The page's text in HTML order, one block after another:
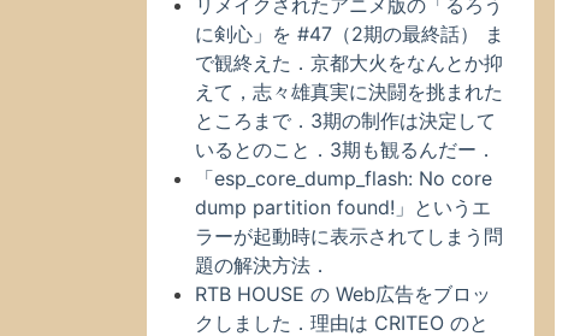
リメイクされたアニメ版の「るろう
に剣心」を #47（2期の最終話） ま
で観終えた．京都大火をなんとか抑
えて，志々雄真実に決闘を挑まれた
ところまで．3期の制作は決定して
いるとのこと．3期も観るんだー．
「esp_core_dump_flash: No core
dump partition found!」というエ
ラーが起動時に表示されてしまう問
題の解決方法．
RTB HOUSE の Web広告をブロッ
クしました．理由は CRITEO のと